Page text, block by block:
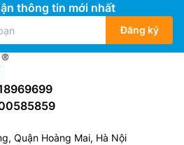
thông tin mới nhất
Đăng ký
Quận Hoàng Mai, Hà Nội